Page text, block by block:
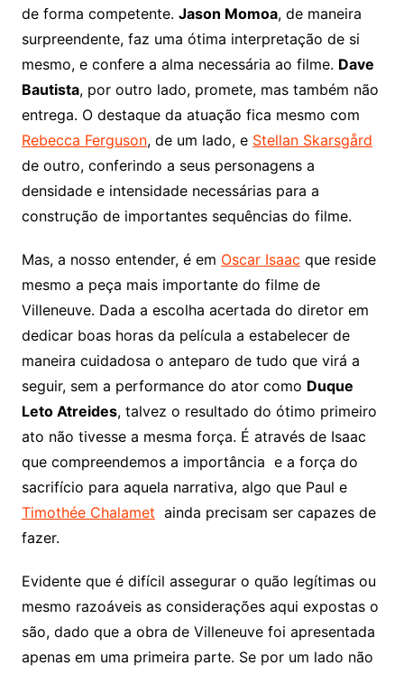
de forma competente. Jason Momoa, de maneira
surpreendente, faz uma ótima interpretação de si
mesmo, e confere a alma necessária ao filme. Dave
Bautista, por outro lado, promete, mas também não
entrega. O destaque da atuação fica mesmo com
Rebecca Ferguson, de um lado, e Stellan Skarsgård
de outro, conferindo a seus personagens a
densidade e intensidade necessárias para a
construção de importantes sequências do filme.
Mas, a nosso entender, é em Oscar Isaac que reside
mesmo a peça mais importante do filme de
Villeneuve. Dada a escolha acertada do diretor em
dedicar boas horas da película a estabelecer de
maneira cuidadosa o anteparo de tudo que virá a
seguir, sem a performance do ator como Duque
Leto Atreides, talvez o resultado do ótimo primeiro
ato não tivesse a mesma força. É através de Isaac
que compreendemos a importância e a força do
sacrifício para aquela narrativa, algo que Paul e
Timothée Chalamet ainda precisam ser capazes de
fazer.
Evidente que é difícil assegurar o quão legítimas ou
mesmo razoáveis as considerações aqui expostas o
são, dado que a obra de Villeneuve foi apresentada
apenas em uma primeira parte. Se por um lado não